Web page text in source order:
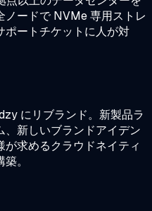
ノードで NVMe 専用ストレ
ポートチケットに人が対
にリブランド。新製品ラ
、新しいブランドアイデン
求めるクラウドネイティ
。